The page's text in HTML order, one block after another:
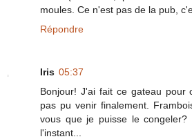
moules. Ce n'est pas de la pub,
Répondre
Iris 05:37
Bonjour! J'ai fait ce gateau pour
pas pu venir finalement.
vous que je puisse le
l'instant...